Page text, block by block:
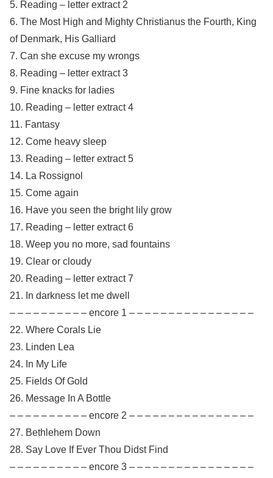
5. Reading – letter extract 2
6. The Most High and Mighty Christianus the Fourth, King
of Denmark, His Galliard
7. Can she excuse my wrongs
8. Reading – letter extract 3
9. Fine knacks for ladies
10. Reading – letter extract 4
11. Fantasy
12. Come heavy sleep
13. Reading – letter extract 5
14. La Rossignol
15. Come again
16. Have you seen the bright lily grow
17. Reading – letter extract 6
18. Weep you no more, sad fountains
19. Clear or cloudy
20. Reading – letter extract 7
21. In darkness let me dwell
– – – – – – – – – – encore 1 – – – – – – – – – – – – – – – –
22. Where Corals Lie
23. Linden Lea
24. In My Life
25. Fields Of Gold
26. Message In A Bottle
– – – – – – – – – – encore 2 – – – – – – – – – – – – – – – –
27. Bethlehem Down
28. Say Love If Ever Thou Didst Find
– – – – – – – – – – encore 3 – – – – – – – – – – – – – – – –